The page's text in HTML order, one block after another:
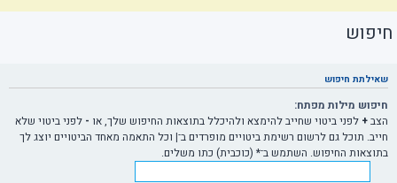
חיפוש
שאילתת חיפוש
חיפוש מילות מפתח:
הצב+ לפני ביטוי שחייב להימצא ולהיכלל בתוצאות החיפוש שלך, או - לפני ביטוי שלא
חייב. תוכל גם לרשום רשימת ביטויים מופרדים ב־| וכל התאמה מאחד הביטויים יוצג לך
בתוצאות החיפוש. השתמש ב־* (כוכבית) כתו משלים.